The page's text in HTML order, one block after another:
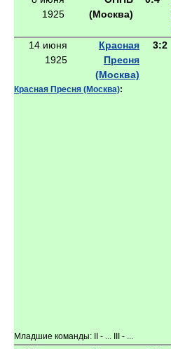
1925
(Москва)
14 июня
1925
Красная
Пресня
(Москва)
3:2
Красная Пресня (Москва):
Младшие команды: II - ... III - ...